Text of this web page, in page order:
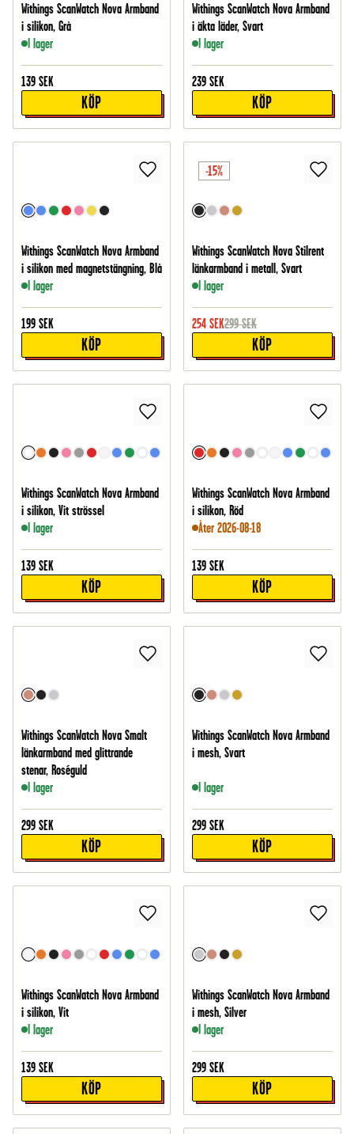
Withings ScanWatch Nova Armband
i silikon, Grå
I lager
139 SEK
KÖP
Withings ScanWatch Nova Armband
i äkta läder, Svart
I lager
239 SEK
KÖP
Withings ScanWatch Nova Armband
i silikon med magnetstängning, Blå
I lager
199 SEK
KÖP
-15%
Withings ScanWatch Nova Stilrent
länkarmband i metall, Svart
I lager
254 SEK299 SEK
KÖP
Withings ScanWatch Nova Armband
i silikon, Vit strössel
I lager
139 SEK
KÖP
Withings ScanWatch Nova Armband
i silikon, Röd
Åter 2026-08-18
139 SEK
KÖP
Withings ScanWatch Nova Smalt
länkarmband med glittrande
stenar, Roséguld
I lager
299 SEK
KÖP
Withings ScanWatch Nova Armband
i mesh, Svart
I lager
299 SEK
KÖP
Withings ScanWatch Nova Armband
i silikon, Vit
I lager
139 SEK
KÖP
Withings ScanWatch Nova Armband
i mesh, Silver
I lager
299 SEK
KÖP